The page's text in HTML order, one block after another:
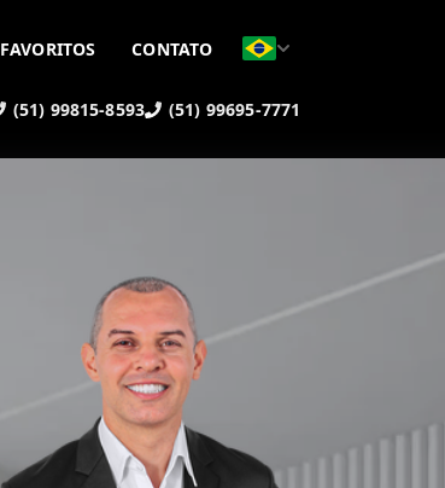
(51) 99815-8593 (51) 99695-7771
FAVORITOS CONTATO